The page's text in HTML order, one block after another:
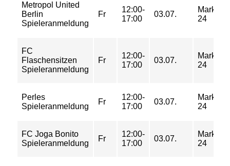
Metropol United
Berlin
Spieleranmeldung
Fr
12:00-
17:00
03.07.
24
FC
Flaschensitzen
Spieleranmeldung
Fr
12:00-
17:00
03.07.
24
Perles
Spieleranmeldung
Fr
12:00-
17:00
03.07.
24
FC Joga Bonito
Spieleranmeldung
Fr
12:00-
17:00
03.07.
24